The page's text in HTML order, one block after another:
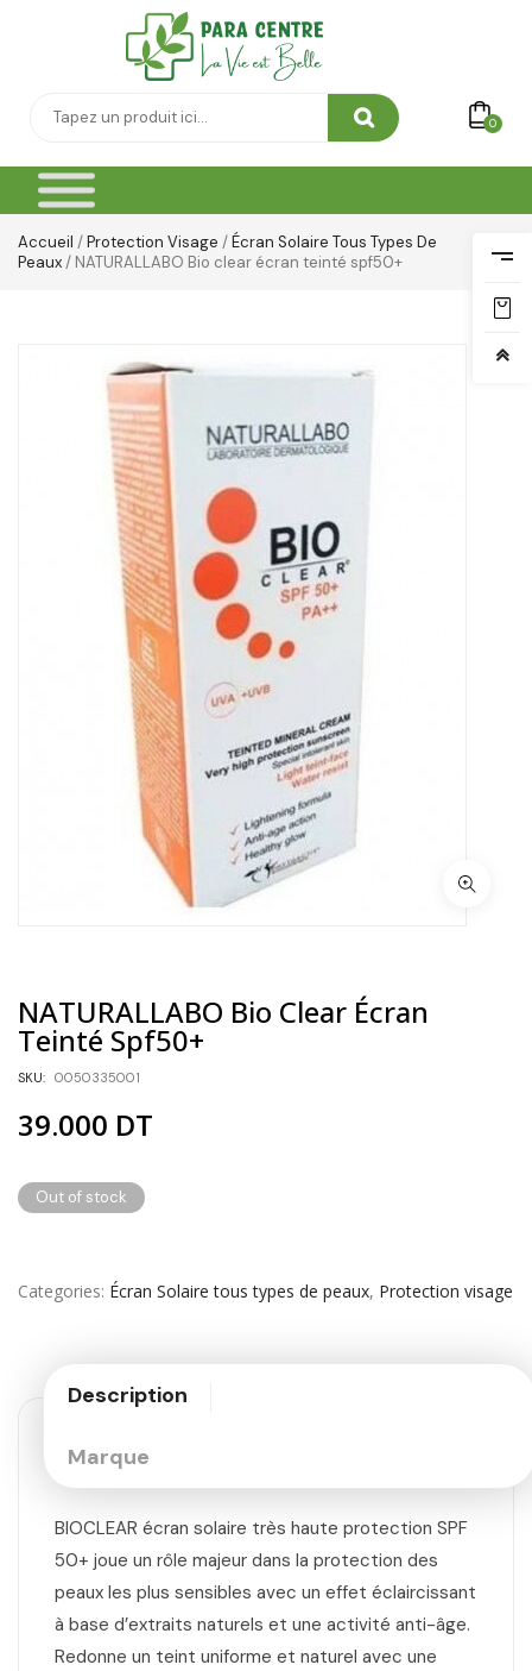
0
Accueil /Protection Visage /Écran Solaire Tous Types De
Peaux/ NATURALLABO Bio clear écran teinté spf50+
NATURALLABO Bio Clear Écran
Teinté Spf50+
SKU: 0050335001
39.000 DT
Out of stock
Categories Écran Solaire tous types de peaux, Protection visage
Description
Marque
BIOCLEAR écran solaire très haute protection SPF
50+ joue un rôle majeur dans la protection des
peaux les plus sensibles avec un effet éclaircissant
à base d’extraits naturels et une activité anti-âge.
Redonne un teint uniforme et naturel avec une